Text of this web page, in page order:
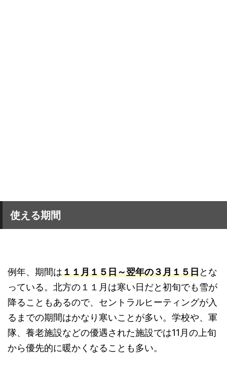
使える期間
例年、期間は１１月１５日～翌年の３月１５日とな
っている。北方の１１月は寒い日だと初旬でも雪が
降ることもあるので、セントラルヒーティングが入
るまでの期間はかなり寒いことが多い。学校や、軍
隊、養老施設などの優遇された施設では11月の上旬
から優先的に暖かくなることも多い。